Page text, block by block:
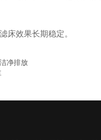
床效果长期稳定。
净排放